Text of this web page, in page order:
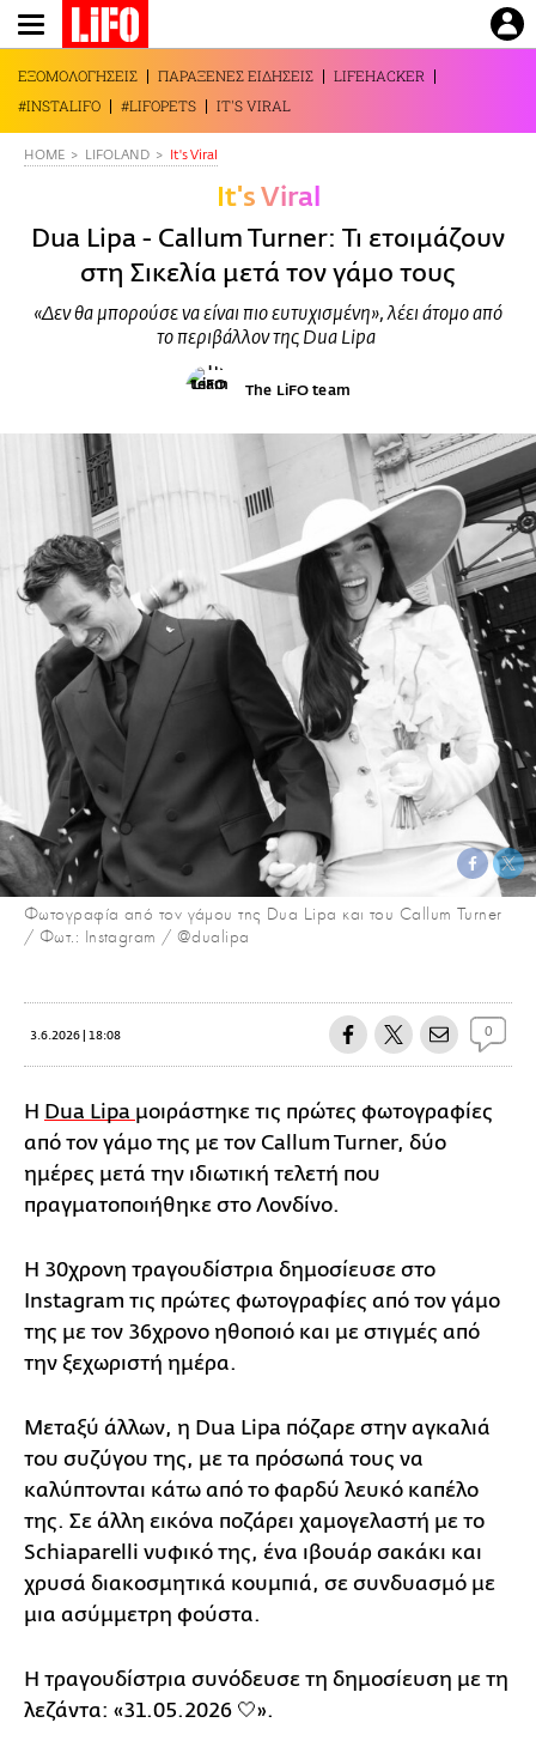
Παράκαμψη
προς
το
κυρίως
περιεχόμενο
ΕΞΟΜΟΛΟΓΗΣΕΙΣ ΠΑΡΑΞΕΝΕΣ ΕΙΔΗΣΕΙΣ
LIFEHACKER
#INSTALIFO
#LIFOPETS IT'S VIRAL
HOME LIFOLAND It's Viral
It's Viral
Dua Lipa - Callum Turner: Τι ετοιμάζουν
στη Σικελία μετά τον γάμο τους
«Δεν θα μπορούσε να είναι πιο ευτυχισμένη», λέει άτομο από
το περιβάλλον της Dua Lipa
The LiFO team
Φωτογραφία από τον γάμου της Dua Lipa και του Callum Turner
/ Φωτ.: Instagram / @dualipa
3.6.2026 | 18:08 0
Η Dua Lipa μοιράστηκε τις πρώτες φωτογραφίες
από τον γάμο της με τον Callum Turner, δύο
ημέρες μετά την ιδιωτική τελετή που
πραγματοποιήθηκε στο Λονδίνο.
Η 30χρονη τραγουδίστρια δημοσίευσε στο
Instagram τις πρώτες φωτογραφίες από τον γάμο
της με τον 36χρονο ηθοποιό και με στιγμές από
την ξεχωριστή ημέρα.
Μεταξύ άλλων, η Dua Lipa πόζαρε στην αγκαλιά
του συζύγου της, με τα πρόσωπά τους να
καλύπτονται κάτω από το φαρδύ λευκό καπέλο
της. Σε άλλη εικόνα ποζάρει χαμογελαστή με το
Schiaparelli νυφικό της, ένα ιβουάρ σακάκι και
χρυσά διακοσμητικά κουμπιά, σε συνδυασμό με
μια ασύμμετρη φούστα.
Η τραγουδίστρια συνόδευσε τη δημοσίευση με τη
λεζάντα: «31.05.2026 🤍».